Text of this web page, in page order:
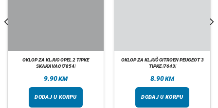
OKLOP ZA KLJUC OPEL 2 TIPKE
SKAKAVAC |7854|
9.90KM
DODAJ U KORPU
OKLOP ZA KLJUČ CITROEN PEUGEOT 3
TIPKE |7643|
8.90KM
DODAJ U KORPU